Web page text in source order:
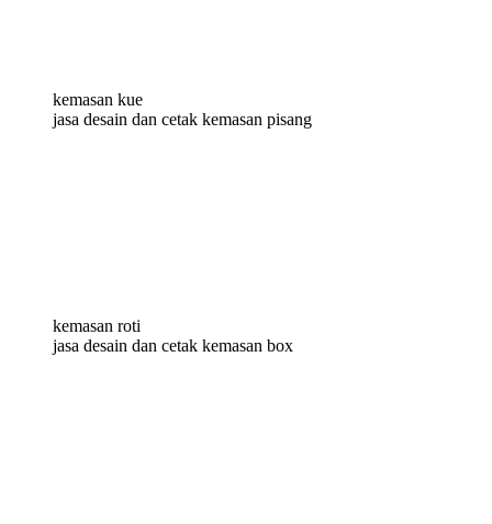
kemasan kue
jasa desain dan cetak kemasan pisang
kemasan roti
jasa desain dan cetak kemasan box